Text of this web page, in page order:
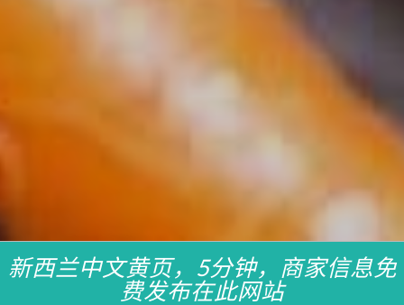
新西兰中文黄页，5分钟，商家信息免
费发布在此网站